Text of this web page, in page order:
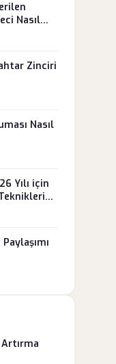
Nasıl
Zinciri
Nasıl
Yılı için